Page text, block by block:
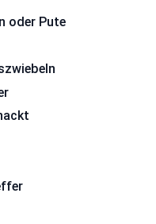
oder Pute